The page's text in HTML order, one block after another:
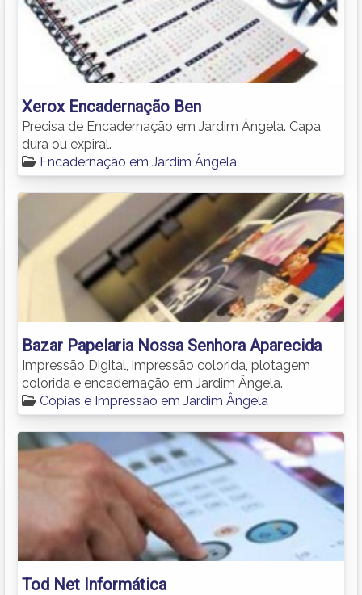
Xerox Encadernação Ben
Precisa de Encadernação em Jardim Ângela. Capa
dura ou expiral.
Encadernação em Jardim Ângela
Bazar Papelaria Nossa Senhora Aparecida
Impressão Digital, impressão colorida, plotagem
colorida e encadernação em Jardim Ângela.
Cópias e Impressão em Jardim Ângela
Tod Net Informática